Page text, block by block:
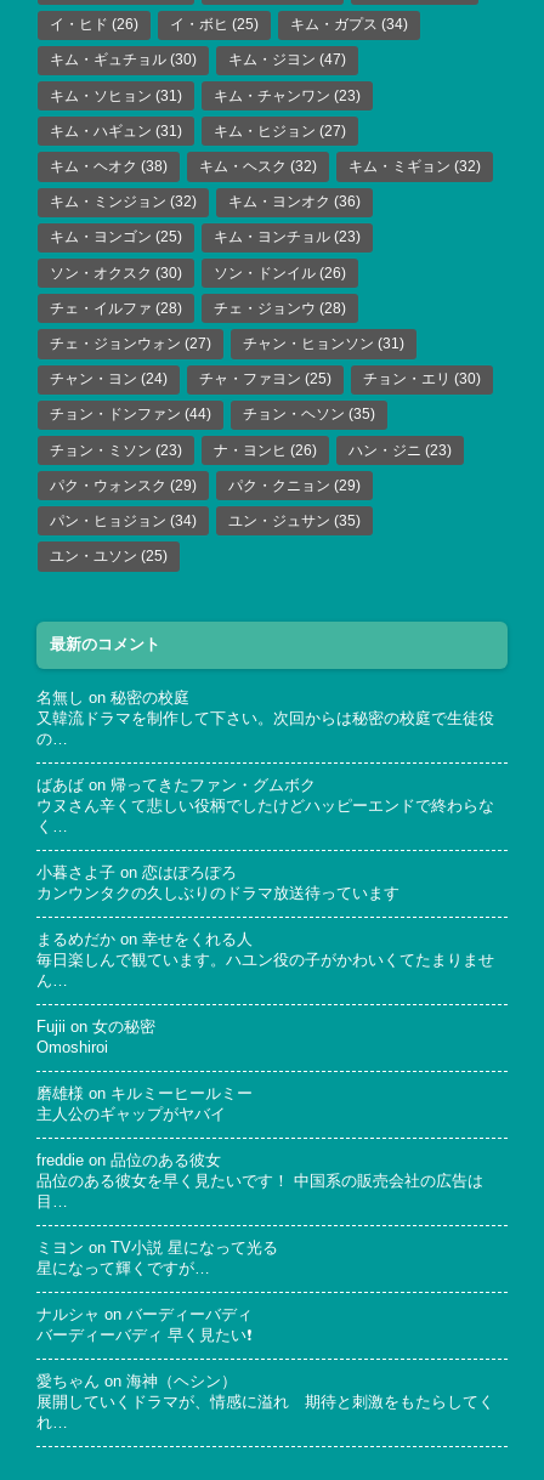
イ・ヒド (26) イ・ボヒ (25) キム・ガプス (34)
キム・ギュチョル (30) キム・ジヨン (47)
キム・ソヒョン (31) キム・チャンワン (23)
キム・ハギュン (31) キム・ヒジョン (27)
キム・ヘオク (38) キム・ヘスク (32) キム・ミギョン (32)
キム・ミンジョン (32) キム・ヨンオク (36)
キム・ヨンゴン (25) キム・ヨンチョル (23)
ソン・オクスク (30) ソン・ドンイル (26)
チェ・イルファ (28) チェ・ジョンウ (28)
チェ・ジョンウォン (27) チャン・ヒョンソン (31)
チャン・ヨン (24) チャ・ファヨン (25) チョン・エリ (30)
チョン・ドンファン (44) チョン・ヘソン (35)
チョン・ミソン (23) ナ・ヨンヒ (26) ハン・ジニ (23)
パク・ウォンスク (29) パク・クニョン (29)
パン・ヒョジョン (34) ユン・ジュサン (35)
ユン・ユソン (25)
最新のコメント
名無し on 秘密の校庭
又韓流ドラマを制作して下さい。次回からは秘密の校庭で生徒役
の…
ばあば on 帰ってきたファン・グムボク
ウヌさん辛くて悲しい役柄でしたけどハッピーエンドで終わらな
く…
小暮さよ子 on 恋はぽろぽろ
カンウンタクの久しぶりのドラマ放送待っています
まるめだか on 幸せをくれる人
毎日楽しんで観ています。ハユン役の子がかわいくてたまりませ
ん…
Fujii on 女の秘密
Omoshiroi
磨雄様 on キルミーヒールミー
主人公のギャップがヤバイ
freddie on 品位のある彼女
品位のある彼女を早く見たいです！ 中国系の販売会社の広告は
目…
ミヨン on
TV小説 星になって光る
星になって輝くですが…
ナルシャ on バーディーバディ
バーディーバディ 早く見たい❗
愛ちゃん on 海神（ヘシン）
展開していくドラマが、情感に溢れ 期待と刺激をもたらしてく
れ…